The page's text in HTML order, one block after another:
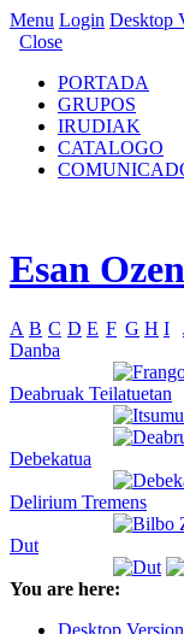
Menu Login Desktop
Close
PORTADA
GRUPOS
IRUDIAK
CATALOGO
Esan
A B C D E F G H I
Danba
Deabruak Teilatuetan
Debekatua
Delirium Tremens
Dut
You are here:
Desktop Version